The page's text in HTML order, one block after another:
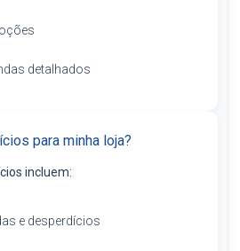
detalhados
para minha loja?
incluem:
e desperdícios